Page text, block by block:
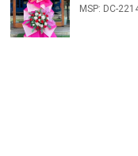
MSP: DC-